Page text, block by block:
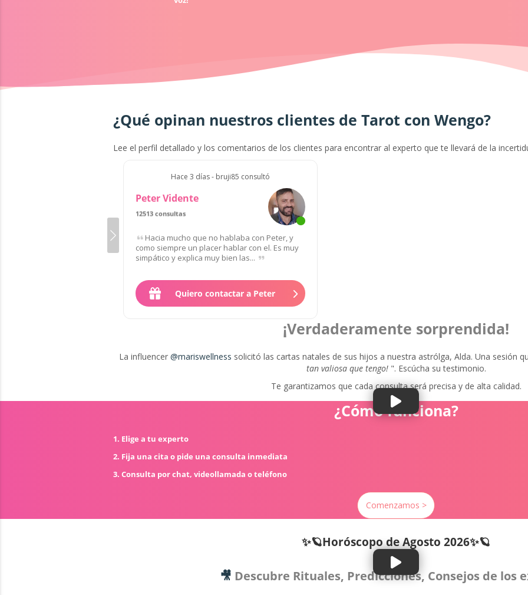
¿Qué opinan nuestros clientes de Tarot con Wengo?
Lee el perfil detallado y los comentarios de los clientes para encontrar al experto que te llevará de la
Hace 3 días - bruji85 consultó
Peter Vidente
12513 consultas
de 135 clientes
Hacia mucho que no hablaba con Peter, y
como siempre un placer hablar con el. Es muy
simpático y explica muy bien las...
Quiero contactar a Peter
¡Verdaderamente sorprendida!
La influencer @mariswellness solicitó las cartas natales de sus hijos a nuestra astrólga, Alda. Una sesión
tan valiosa que tengo!". Escúcha su testimonio.
Te garantizamos que cada consulta será precisa y de alta calidad.
¿Cómo funciona?
1. Elige a tu experto
2. Fija una cita o pide una consulta inmediata
3. Consulta por chat, videollamada o teléfono
Comenzamos >
✨🪐Horóscopo deAgosto 2026✨🪐
🎥 Descubre Rituales, Predicciones, Consejos de los